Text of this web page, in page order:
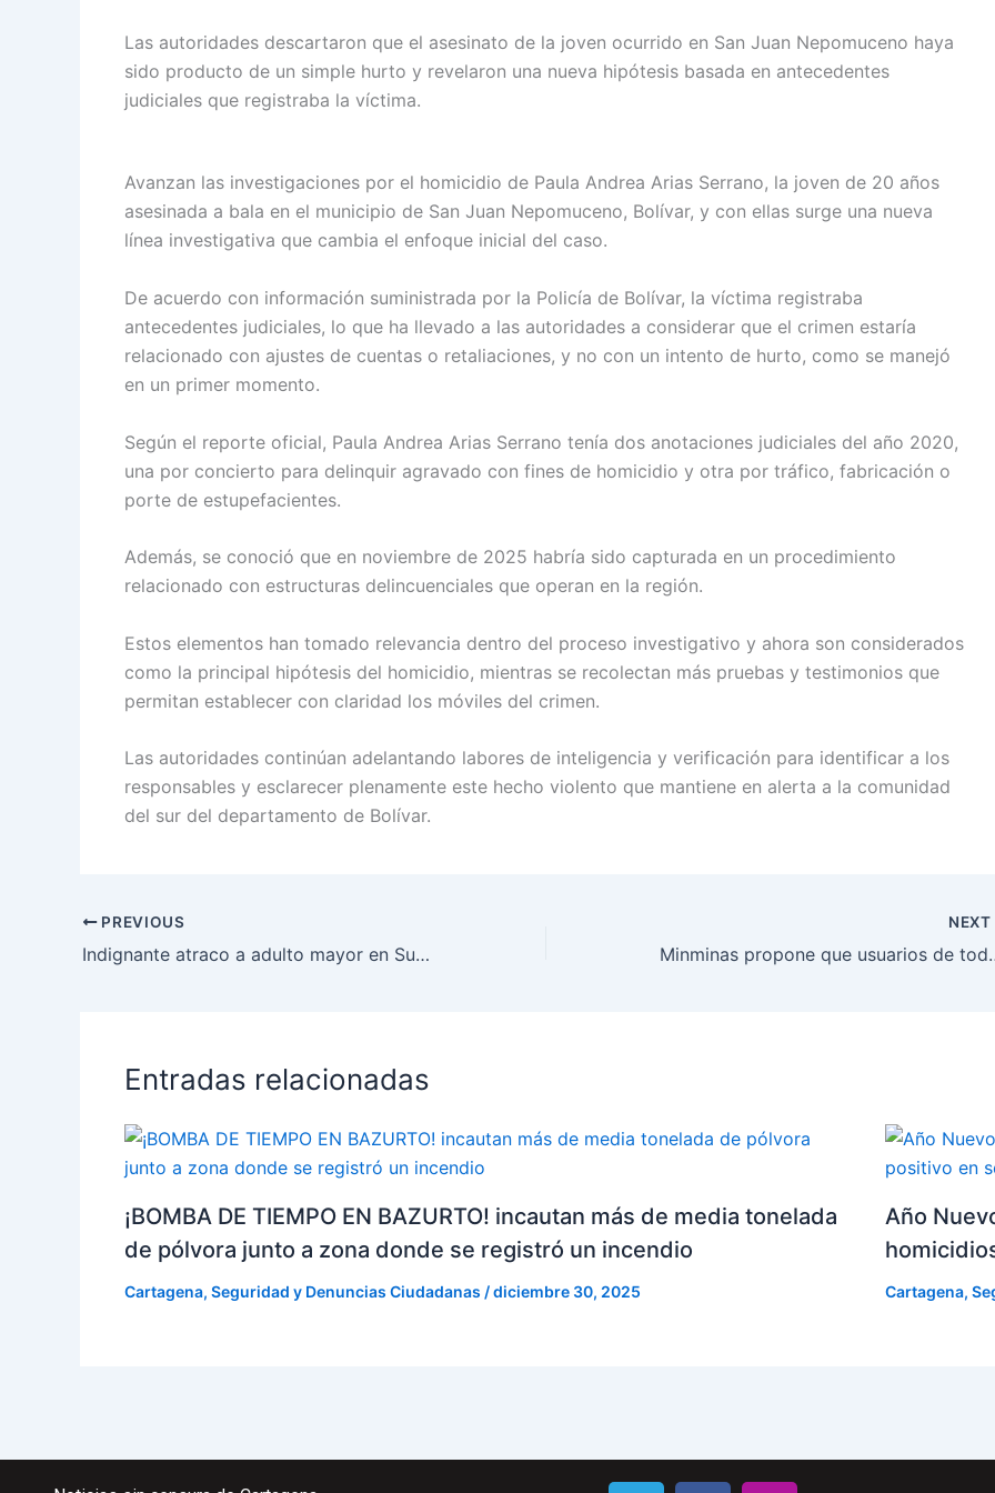
Las autoridades descartaron que el asesinato de la joven ocurrido en San Juan Nepomuceno haya
sido producto de un simple hurto y revelaron una nueva hipótesis basada en antecedentes
judiciales que registraba la víctima.
Avanzan las investigaciones por el homicidio de Paula Andrea Arias Serrano, la joven de 20 años
asesinada a bala en el municipio de San Juan Nepomuceno, Bolívar, y con ellas surge una nueva
línea investigativa que cambia el enfoque inicial del caso.
De acuerdo con información suministrada por la Policía de Bolívar, la víctima registraba
antecedentes judiciales, lo que ha llevado a las autoridades a considerar que el crimen estaría
relacionado con ajustes de cuentas o retaliaciones, y no con un intento de hurto, como se manejó
en un primer momento.
Según el reporte oficial, Paula Andrea Arias Serrano tenía dos anotaciones judiciales del año 2020,
una por concierto para delinquir agravado con fines de homicidio y otra por tráfico, fabricación o
porte de estupefacientes.
Además, se conoció que en noviembre de 2025 habría sido capturada en un procedimiento
relacionado con estructuras delincuenciales que operan en la región.
Estos elementos han tomado relevancia dentro del proceso investigativo y ahora son considerados
como la principal hipótesis del homicidio, mientras se recolectan más pruebas y testimonios que
permitan establecer con claridad los móviles del crimen.
Las autoridades continúan adelantando labores de inteligencia y verificación para identificar a los
responsables y esclarecer plenamente este hecho violento que mantiene en alerta a la comunidad
del sur del departamento de Bolívar.
PREVIOUS
Indignante atraco a adulto mayor en Suba terminó en disparos y pánico ciudadano
NEXT
Minminas propone que
Entradas relacionadas
¡BOMBA DE TIEMPO EN BAZURTO! incautan más de media tonelada
de pólvora junto a zona donde se registró un incendio
Cartagena, Seguridad y Denuncias Ciudadanas /diciembre 30, 2025
Año
Cartagena,